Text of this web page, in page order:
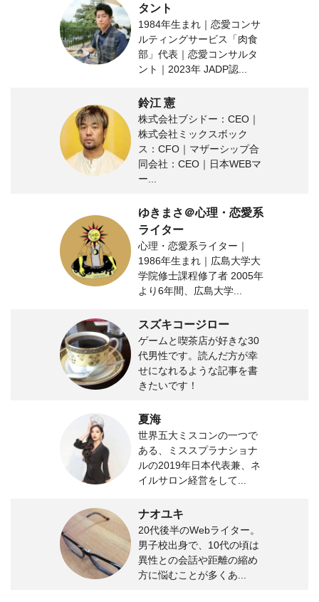
タント
1984年生まれ｜恋愛コンサ
ルティングサービス「肉食
部」代表｜恋愛コンサルタ
ント｜2023年 JADP認...
鈴江 憲
株式会社ブシドー：CEO｜
株式会社ミックスボック
ス：CFO｜マザーシップ合
同会社：CEO｜日本WEBマ
ー...
ゆきまさ＠心理・恋愛系
ライター
心理・恋愛系ライター｜
1986年生まれ｜広島大学大
学院修士課程修了者 2005年
より6年間、広島大学...
スズキコージロー
ゲームと喫茶店が好きな30
代男性です。読んだ方が幸
せになれるような記事を書
きたいです！
夏海
世界五大ミスコンの一つで
ある、ミススプラナショナ
ルの2019年日本代表兼、ネ
イルサロン経営をして...
ナオユキ
20代後半のWebライター。
男子校出身で、10代の頃は
異性との会話や距離の縮め
方に悩むことが多くあ...